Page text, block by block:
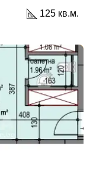
125 кв.м.